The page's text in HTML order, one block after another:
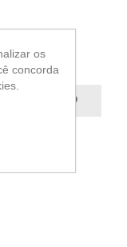
os
concorda